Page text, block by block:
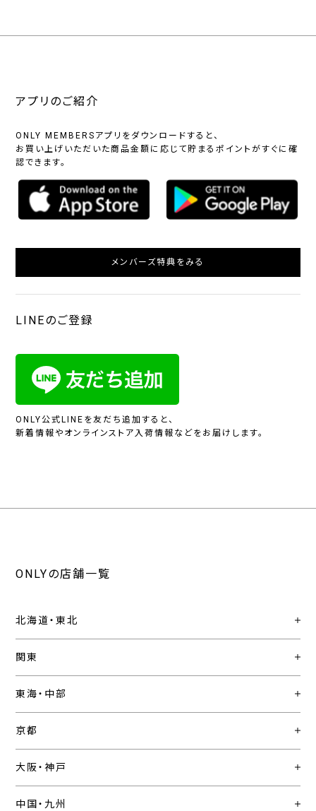
アプリのご紹介
ONLY MEMBERSアプリをダウンロードすると、
お買い上げいただいた商品金額に応じて貯まるポイントがすぐに確
認できます。
メンバーズ特典をみる
LINEのご登録
ONLY公式LINEを友だち追加すると、
新着情報やオンラインストア入荷情報などをお届けします。
ONLYの店舗一覧
北海道・東北
関東
東海・中部
京都
大阪・神戸
中国・九州